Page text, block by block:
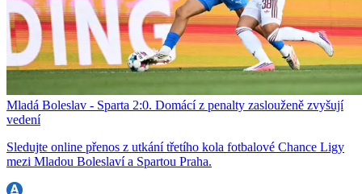
Mladá Boleslav - Sparta 2:0. Domácí z penalty zaslouženě zvyšují
vedení
Sledujte online přenos z utkání třetího kola fotbalové Chance Ligy
mezi Mladou Boleslaví a Spartou Praha.